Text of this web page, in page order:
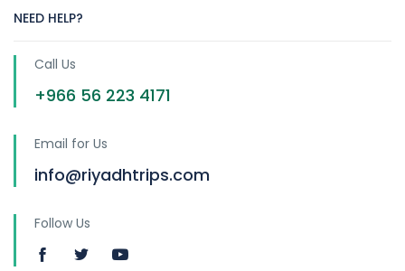
NEED HELP?
Call Us
+966 56 223 4171
Email for Us
info@riyadhtrips.com
Follow Us